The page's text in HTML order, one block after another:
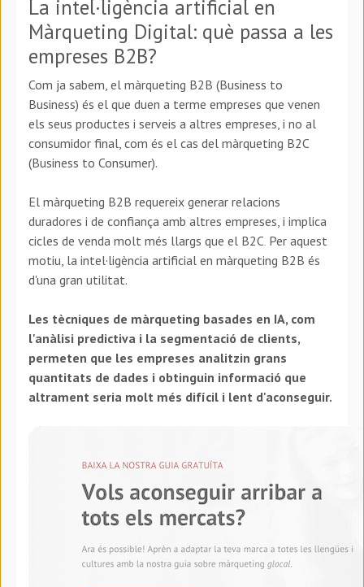
La intel·ligència artificial en
Màrqueting Digital: què passa a les
empreses B2B?
Com ja sabem, el màrqueting B2B (Business to
Business) és el que duen a terme empreses que venen
els seus productes i serveis a altres empreses, i no al
consumidor final, com és el cas del màrqueting B2C
(Business to Consumer).
El màrqueting B2B requereix generar relacions
duradores i de confiança amb altres empreses, i implica
cicles de venda molt més llargs que el B2C. Per aquest
motiu, la intel·ligència artificial en màrqueting B2B és
d'una gran utilitat.
Les tècniques de màrqueting basades en IA, com
l'anàlisi predictiva i la segmentació de clients,
permeten que les empreses analitzin grans
quantitats de dades i obtinguin informació que
altrament seria molt més difícil i lent d'aconseguir.